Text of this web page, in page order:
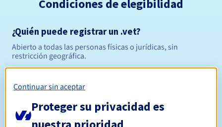
Condiciones de elegibilidad
¿Quién puede registrar un .vet?
Abierto a todas las personas físicas o jurídicas, sin
restricción geográfica.
Período de registro Entre 1 y 10 años
Continuar sin aceptar
Proteger su privacidad es